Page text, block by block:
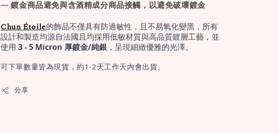
— 鍍金商品避免與含酒精成分商品接觸，以避免破壞鍍金
Chun Étoile的飾品不僅具有防過敏性，且不易氧化變黑，所有
設計和製造均源自法國且均採用低敏材質與高品質鍍層工藝，並
使用 3 - 5 Micron 厚鍍金/純銀，呈現細緻優雅的光澤。
可下單數量皆為現貨，約1-2天工作天內會出貨。
分享